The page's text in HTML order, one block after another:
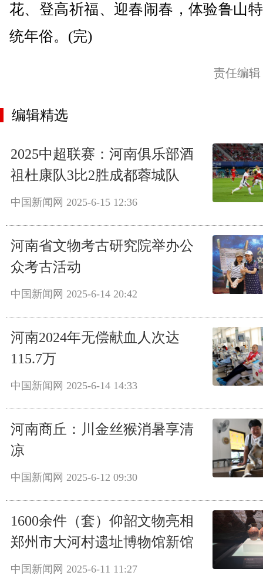
花、登高祈福、迎春闹春，体验鲁山
统年俗。(完)
责任编
编辑精选
2025中超联赛：河南俱乐部酒
祖杜康队3比2胜成都蓉城队
中国新闻网 2025-6-15 12:36
河南省文物考古研究院举办公
众考古活动
中国新闻网 2025-6-14 20:42
河南2024年无偿献血人次达
115.7万
中国新闻网 2025-6-14 14:33
河南商丘：川金丝猴消暑享清
凉
中国新闻网 2025-6-12 09:30
1600余件（套）仰韶文物亮相
郑州市大河村遗址博物馆新馆
中国新闻网 2025-6-11 11:27